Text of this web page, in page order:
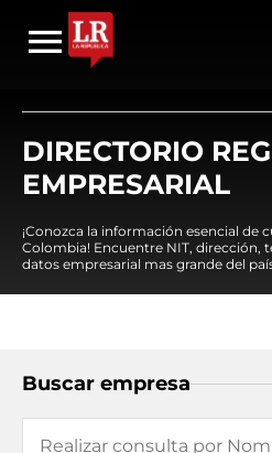
DIRECTORIO
EMPRESARIAL
¡Conozca la información esencial de
Colombia! Encuentre NIT, dirección,
datos empresarial mas grande del
Buscar empresa